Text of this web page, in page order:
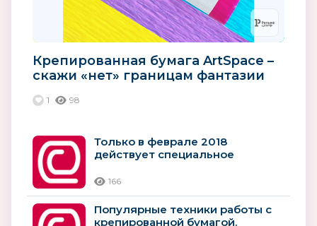
Крепированная бумага ArtSpace –
скажи «нет» границам фантазии
1 98
Только в феврале 2018
действует специальное
крепированной бумаги...
166
Популярные техники работы с
крепированной бумагой.